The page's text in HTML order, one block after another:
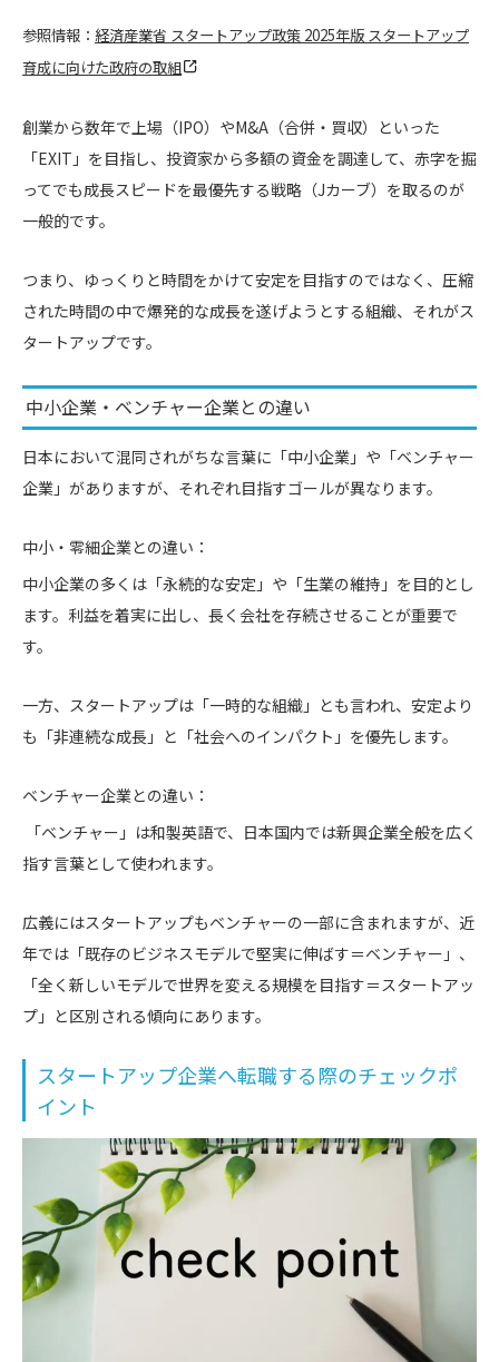
参照情報： 経済産業省 スタートアップ政策 2025年版 スタートアップ
育成に向けた政府の取組
創業から数年で上場（IPO）やM&A（合併・買収）といった
「EXIT」を目指し、投資家から多額の資金を調達して、赤字を掘
ってでも成長スピードを最優先する戦略（Jカーブ）を取るのが
一般的です。
つまり、ゆっくりと時間をかけて安定を目指すのではなく、圧縮
された時間の中で爆発的な成長を遂げようとする組織、それがス
タートアップです。
中小企業・ベンチャー企業との違い
日本において混同されがちな言葉に「中小企業」や「ベンチャー
企業」がありますが、それぞれ目指すゴールが異なります。
中小・零細企業との違い：
中小企業の多くは「永続的な安定」や「生業の維持」を目的とし
ます。利益を着実に出し、長く会社を存続させることが重要で
す。
一方、スタートアップは「一時的な組織」とも言われ、安定より
も「非連続な成長」と「社会へのインパクト」を優先します。
ベンチャー企業との違い：
「ベンチャー」は和製英語で、日本国内では新興企業全般を広く
指す言葉として使われます。
広義にはスタートアップもベンチャーの一部に含まれますが、近
年では「既存のビジネスモデルで堅実に伸ばす＝ベンチャー」、
「全く新しいモデルで世界を変える規模を目指す＝スタートアッ
プ」と区別される傾向にあります。
スタートアップ企業へ転職する際のチェックポ
イント